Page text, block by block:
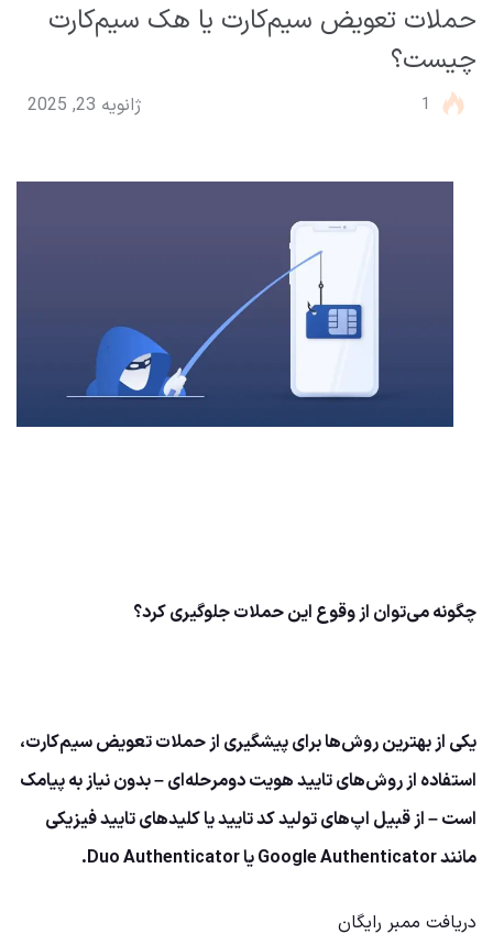
حملات تعویض سیم‌کارت یا هک سیم‌کارت
چیست؟
1 ژانویه 23, 2025
چگونه می‌توان از وقوع این حملات جلوگیری کرد؟
یکی از بهترین روش‌ها برای پیشگیری از حملات تعویض سیم‌کارت،
استفاده از روش‌های تایید هویت دومرحله‌ای – بدون نیاز به پیامک
است – از قبیل اپ‌های تولید کد تایید یا کلیدهای تایید فیزیکی
مانند Google Authenticator یا Duo Authenticator.
دریافت ممبر رایگان